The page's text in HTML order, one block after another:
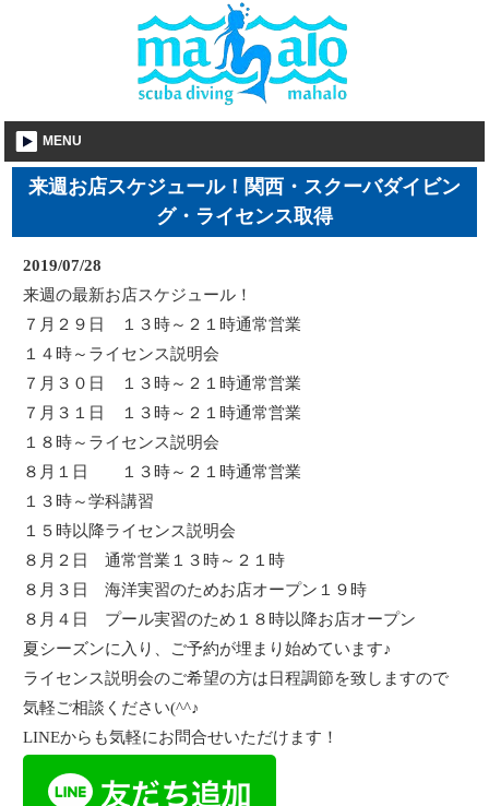
MENU
来週お店スケジュール！関西・スクーバダイビン
グ・ライセンス取得
2019/07/28
来週の最新お店スケジュール！
７月２９日 １３時～２１時通常営業
１４時～ライセンス説明会
７月３０日 １３時～２１時通常営業
７月３１日 １３時～２１時通常営業
１８時～ライセンス説明会
８月１日 １３時～２１時通常営業
１３時～学科講習
１５時以降ライセンス説明会
８月２日 通常営業１３時～２１時
８月３日 海洋実習のためお店オープン１９時
８月４日 プール実習のため１８時以降お店オープン
夏シーズンに入り、ご予約が埋まり始めています♪
ライセンス説明会のご希望の方は日程調節を致しますので
気軽ご相談ください(^^♪
LINEからも気軽にお問合せいただけます！